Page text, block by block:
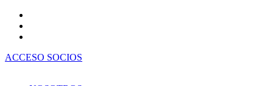
contenido
ACCESO SOCIOS